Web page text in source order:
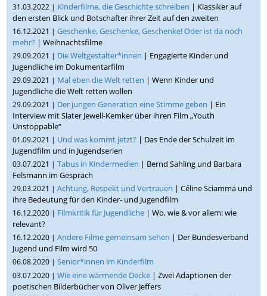
31.03.2022 | Kinderfilme, die Geschichte schreiben | Klassiker auf
den ersten Blick und Botschafter ihrer Zeit auf den zweiten
16.12.2021 |Geschenke, Geschenke, Geschenke! Oder ist da noch
mehr? | Weihnachtsfilme
29.09.2021 | Die Weltgestalter*innen | Engagierte Kinder und
Jugendliche im Dokumentarfilm
29.09.2021 | Mal eben die Welt retten | Wenn Kinder und
Jugendliche die Welt retten wollen
29.09.2021 | Der jungen Generation eine Stimme geben | Ein
Interview mit Slater Jewell-Kemker über ihren Film „Youth
Unstoppable“
01.09.2021 | Und was kommt jetzt? | Das Ende der Schulzeit im
Jugendfilm und in Jugendserien
03.07.2021 |Tabus in Kindermedien | Bernd Sahling und Barbara
Felsmann im Gespräch
29.03.2021 |Achtung, Respekt und Vertrauen | Céline Sciamma und
ihre Bedeutung für den Kinder- und Jugendfilm
16.12.2020 | Filmkritik für Jugendliche | Wo, wie & vor allem: wie
relevant?
16.12.2020 |Andere Filme gemeinsam sehen | Der Bundesverband
Jugend und Film wird 50
06.08.2020 |Senior*innen im Kinderfilm
03.07.2020 |Wie eine wärmende Decke | Zwei Adaptionen der
poetischen Bilderbücher von Oliver Jeffers